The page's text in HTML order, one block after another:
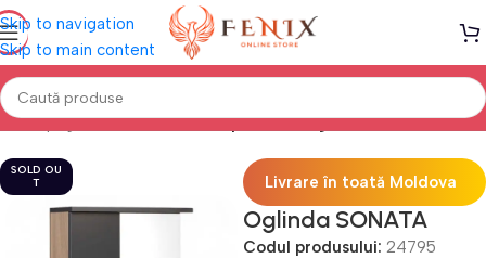
Skip to navigation
Skip to main content
Prima pagină Mobilă BAIE Dulap baie cu oglindă
SOLD OU
T
Livrare în toată Moldova
Oglinda SONATA
Codul produsului: 24795